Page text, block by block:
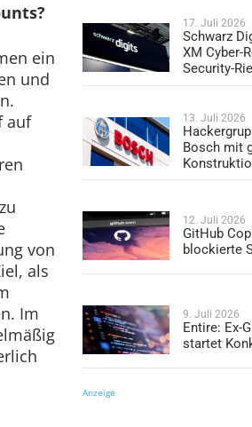
ein
und
auf
von
als
Im
17. Juli 2026
Schwarz
XM Cyber-
Security-
13. Juli 2026
Bosch mit
12. Juli 2026
GitHub
blockierte
9. Juli 2026
Entire: Ex-
startet
Anzeige